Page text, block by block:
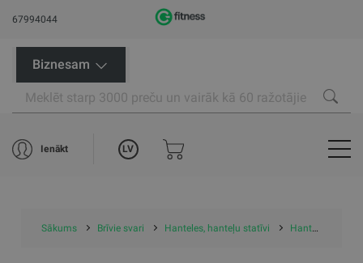
67994044
Biznesam
Ienākt LV
Sākums Brīvie svari Hanteles, hanteļu statīvi Hanteles, statīvi, komplekti (studio)